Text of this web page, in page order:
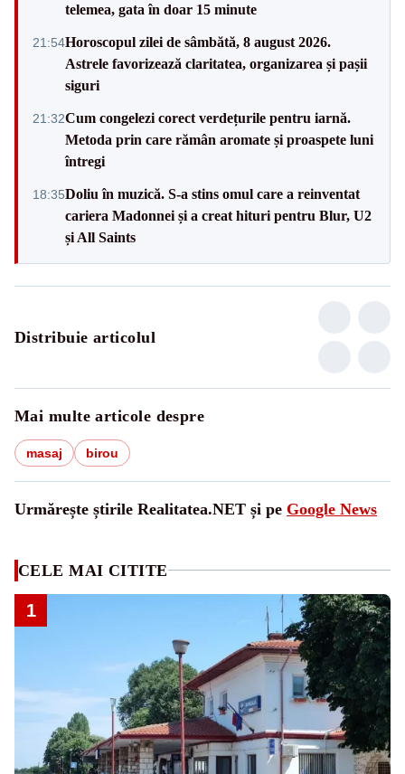
telemea, gata în doar 15 minute
21:54Horoscopul zilei de sâmbătă, 8 august 2026.
Astrele favorizează claritatea, organizarea și pașii
siguri
21:32Cum congelezi corect verdețurile pentru iarnă.
Metoda prin care rămân aromate și proaspete luni
întregi
18:35Doliu în muzică. S-a stins omul care a reinventat
cariera Madonnei și a creat hituri pentru Blur, U2
și All Saints
Distribuie articolul
Mai multe articole despre
masaj birou
Urmărește știrile Realitatea.NET și pe Google News
CELE MAI CITITE
1